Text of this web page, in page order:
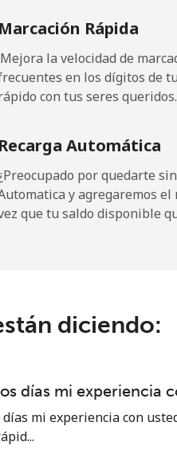
min por ⁦£10⁩
min por ⁦£10⁩
Marcación Rápida
la velocidad de
en los dígitos de
con tus seres queridos.
Recarga Automática
por quedarte
y agregaremos el
que tu saldo disponible
diciendo:
días mi experiencia
mi experiencia con